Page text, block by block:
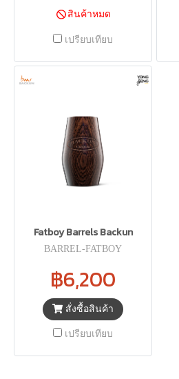
สินค้าหมด
เปรียบเทียบ
Fatboy Barrels Backun
BARREL-FATBOY
฿6,200
สั่งซื้อสินค้า
เปรียบเทียบ